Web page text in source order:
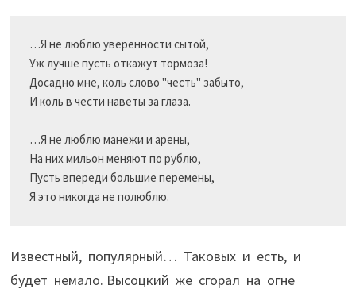
…Я не люблю уверенности сытой,
Уж лучше пусть откажут тормоза!
Досадно мне, коль слово "честь" забыто,
И коль в чести наветы за глаза.
…Я не люблю манежи и арены,
На них мильон меняют по рублю,
Пусть впереди большие перемены,
Известный, популярный… Таковых и есть, и
будет немало. Высоцкий же сгорал на огне